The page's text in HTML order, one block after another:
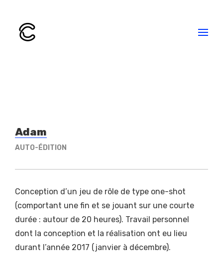
Adam
AUTO-ÉDITION
Conception d’un jeu de rôle de type one-shot
(comportant une fin et se jouant sur une courte
durée : autour de 20 heures). Travail personnel
dont la conception et la réalisation ont eu lieu
durant l’année 2017 (janvier à décembre).